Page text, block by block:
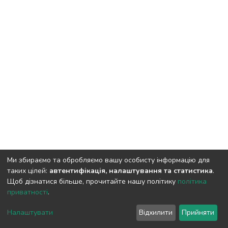
Cookie
End User
Agreement
Send
Feedback
Ми збираємо та обробляємо вашу особисту інформацію для
таких цілей: автентифікація, налаштування та статистика.
Щоб дізнатися більше, прочитайте нашу політику політика
приватності.
Налаштувати Відхилити Прийняти